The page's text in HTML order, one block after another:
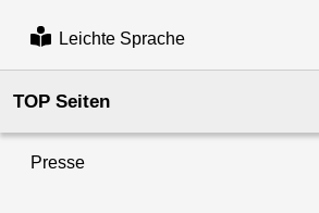
Leichte Sprache
TOP Seiten
Presse